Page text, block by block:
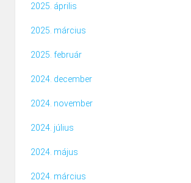
2025. április
2025. március
2025. február
2024. december
2024. november
2024. július
2024. május
2024. március